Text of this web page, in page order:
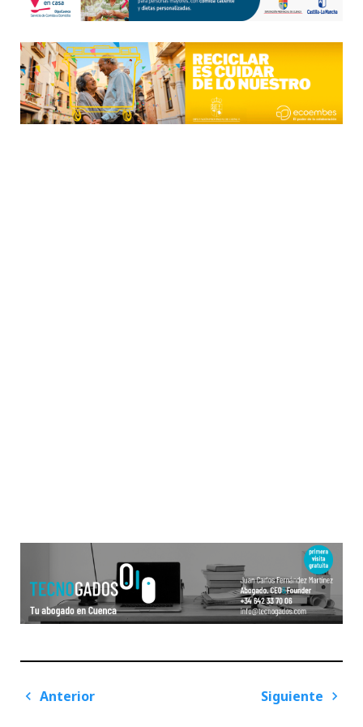
Navegación
Anterior
Siguiente